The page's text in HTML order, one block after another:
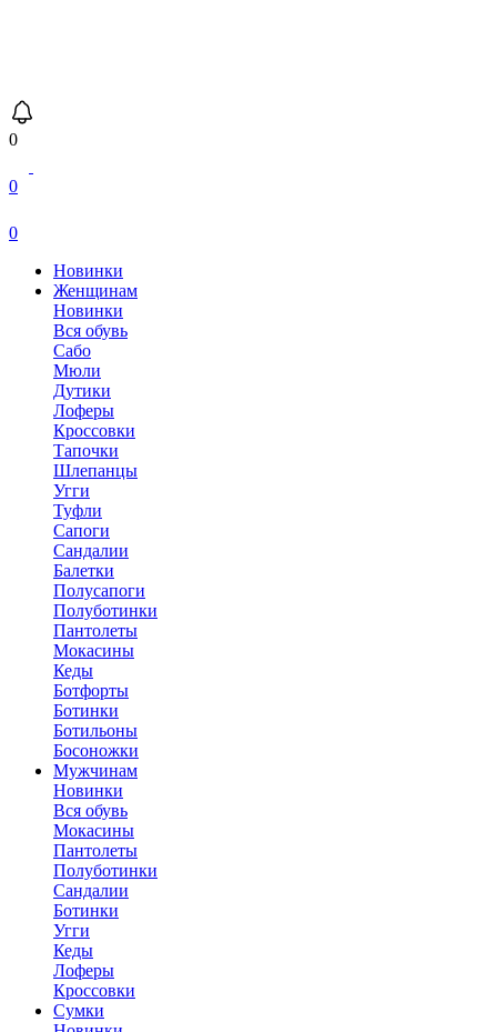
0
0
0
Новинки
Женщинам
Новинки
Вся обувь
Сабо
Мюли
Дутики
Лоферы
Кроссовки
Тапочки
Шлепанцы
Угги
Туфли
Сапоги
Сандалии
Балетки
Полусапоги
Полуботинки
Пантолеты
Мокасины
Кеды
Ботфорты
Ботинки
Ботильоны
Босоножки
Мужчинам
Новинки
Вся обувь
Мокасины
Пантолеты
Полуботинки
Сандалии
Ботинки
Угги
Кеды
Лоферы
Кроссовки
Сумки